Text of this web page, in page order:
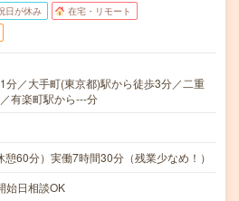
日が休み 在宅・リモート
分／大手町(東京都)駅から徒歩3分／二重
有楽町駅から---分
60分）実働7時間30分（残業少なめ！）
日相談OK